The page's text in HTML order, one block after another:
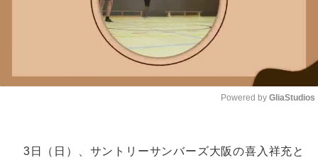
Powered by GliaStudios
3日（日）、サントリーサンバーズ大阪の喜入祥充と